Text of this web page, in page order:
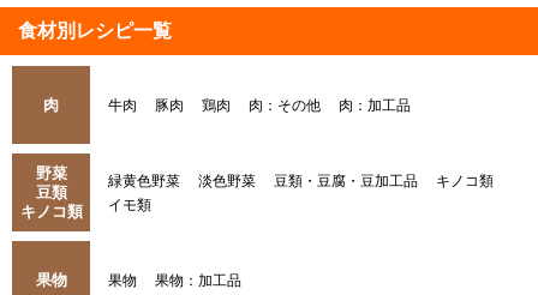
食材別レシピ一覧
肉 牛肉 豚肉 鶏肉 肉：その他 肉：加工品
野菜
豆類
キノコ類
緑黄色野菜 淡色野菜 豆類・豆腐・豆加工品
キノコ類
イモ類
果物 果物 果物：加工品